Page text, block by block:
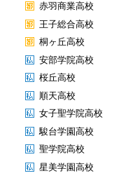
赤羽商業高校
王子総合高校
桐ヶ丘高校
安部学院高校
桜丘高校
順天高校
女子聖学院高校
駿台学園高校
聖学院高校
星美学園高校